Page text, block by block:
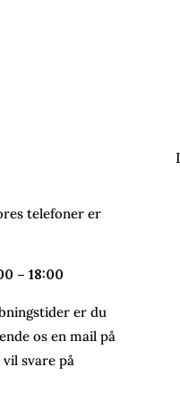
telefoner er
– 18:00
er du
os en mail på
svare på